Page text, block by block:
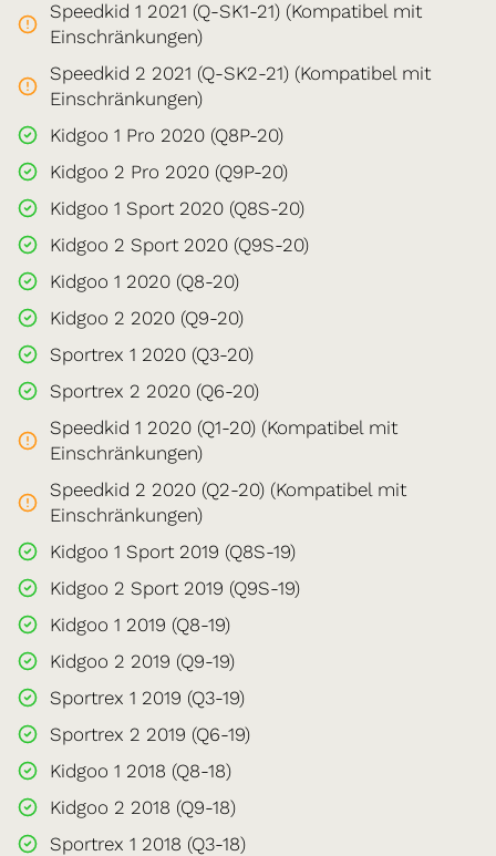
Speedkid 1 2021 (Q-SK1-21) (Kompatibel mit
Einschränkungen)
Speedkid 2 2021 (Q-SK2-21) (Kompatibel mit
Einschränkungen)
Kidgoo 1 Pro 2020 (Q8P-20)
Kidgoo 2 Pro 2020 (Q9P-20)
Kidgoo 1 Sport 2020 (Q8S-20)
Kidgoo 2 Sport 2020 (Q9S-20)
Kidgoo 1 2020 (Q8-20)
Kidgoo 2 2020 (Q9-20)
Sportrex 1 2020 (Q3-20)
Sportrex 2 2020 (Q6-20)
Speedkid 1 2020 (Q1-20) (Kompatibel mit
Einschränkungen)
Speedkid 2 2020 (Q2-20) (Kompatibel mit
Einschränkungen)
Kidgoo 1 Sport 2019 (Q8S-19)
Kidgoo 2 Sport 2019 (Q9S-19)
Kidgoo 1 2019 (Q8-19)
Kidgoo 2 2019 (Q9-19)
Sportrex 1 2019 (Q3-19)
Sportrex 2 2019 (Q6-19)
Kidgoo 1 2018 (Q8-18)
Kidgoo 2 2018 (Q9-18)
Sportrex 1 2018 (Q3-18)